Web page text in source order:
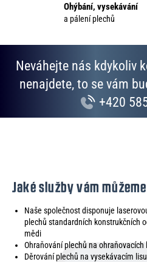
k
p
s
u
Ohýbání, vysekávání
a pálení plechů
Neváhejte nás kdykoliv
nenajdete, to se vám
+420
Jaké služby vám
Naše společnost disponuje
plechů standardních konstrukčních
mědi
Ohraňování plechů na ohraňovacích
Děrování plechů na vysekávacím lisu